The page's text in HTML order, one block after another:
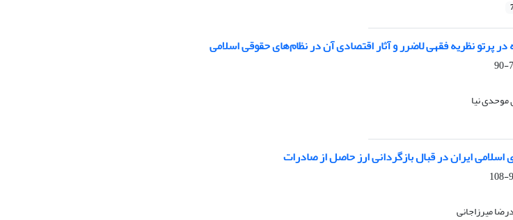
نظریه فقهی لاضرر و آثار اقتصادی آن در نظام‌های حقوقی اسلامی
نیا
ایران در قبال بازگردانی ارز حاصل از صادرات
میرزاجانی